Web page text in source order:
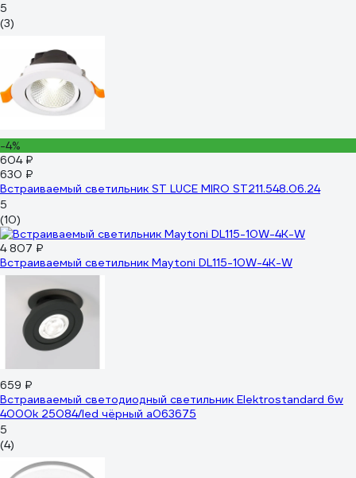
5
(3)
-4%
604 ₽
630 ₽
Встраиваемый светильник ST LUCE MIRO ST211.548.06.24
5
(10)
4 807 ₽
Встраиваемый светильник Maytoni DL115-10W-4K-W
659 ₽
Встраиваемый светодиодный светильник Elektrostandard 6w
4000k 25084/led чёрный a063675
5
(4)